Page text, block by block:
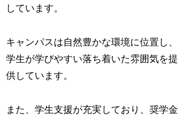
しています。
キャンパスは自然豊かな環境に位置し、
学生が学びやすい落ち着いた雰囲気を提
供しています。
また、学生支援が充実しており、奨学金